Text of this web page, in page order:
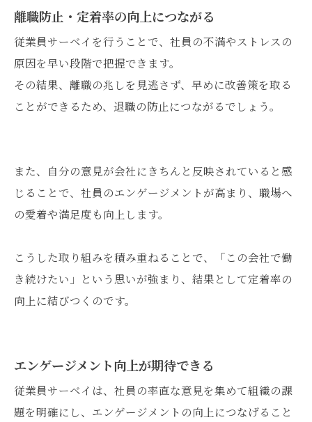
離職防止・定着率の向上につながる
従業員サーベイを行うことで、社員の不満やストレスの
原因を早い段階で把握できます。
その結果、離職の兆しを見逃さず、早めに改善策を取る
ことができるため、退職の防止につながるでしょう。
また、自分の意見が会社にきちんと反映されていると感
じることで、社員のエンゲージメントが高まり、職場へ
の愛着や満足度も向上します。
こうした取り組みを積み重ねることで、「この会社で働
き続けたい」という思いが強まり、結果として定着率の
向上に結びつくのです。
エンゲージメント向上が期待できる
従業員サーベイは、社員の率直な意見を集めて組織の課
題を明確にし、エンゲージメントの向上につなげること